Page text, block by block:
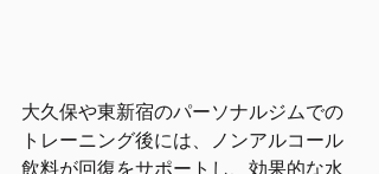
大久保や東新宿のパーソナルジムでの
トレーニング後には、ノンアルコール